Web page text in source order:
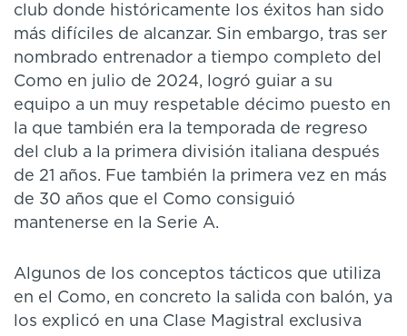
club donde históricamente los éxitos han sido
más difíciles de alcanzar. Sin embargo, tras ser
nombrado entrenador a tiempo completo del
Como en julio de 2024, logró guiar a su
equipo a un muy respetable décimo puesto en
la que también era la temporada de regreso
del club a la primera división italiana después
de 21 años. Fue también la primera vez en más
de 30 años que el Como consiguió
mantenerse en la Serie A.
Algunos de los conceptos tácticos que utiliza
en el Como, en concreto la salida con balón, ya
los explicó en una Clase Magistral exclusiva